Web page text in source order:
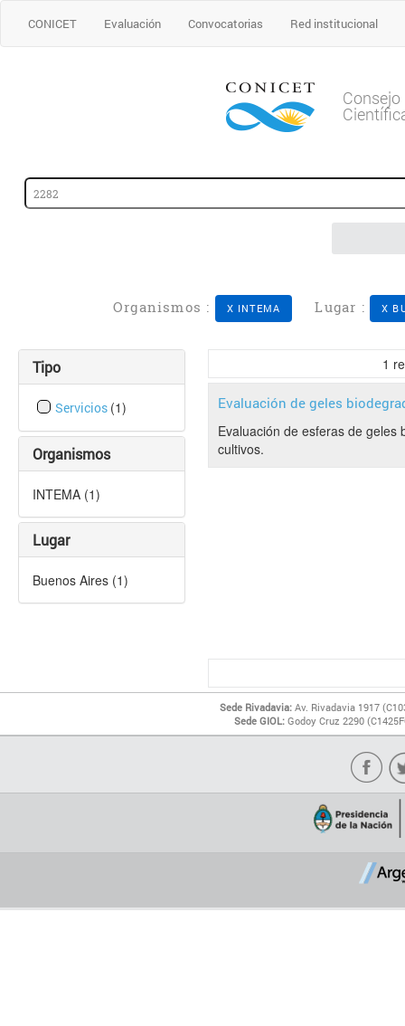
CONICET Evaluación Convocatorias Red institucional
Organismos : X INTEMA Lugar : X
Tipo
Servicios (1)
Organismos
INTEMA (1)
Lugar
Buenos Aires (1)
1
Evaluación de geles
Evaluación de esferas de
cultivos.
Sede Rivadavia: Av. Rivadavia 1917
Sede GIOL: Godoy Cruz 2290